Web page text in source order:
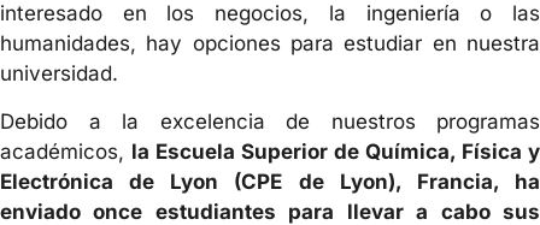
interesado en los negocios, la ingeniería o las
humanidades, hay opciones para estudiar en nuestra
universidad.
Debido a la excelencia de nuestros programas
académicos, la Escuela Superior de Química, Física y
Electrónica de Lyon (CPE de Lyon), Francia, ha
enviado once estudiantes para llevar a cabo sus